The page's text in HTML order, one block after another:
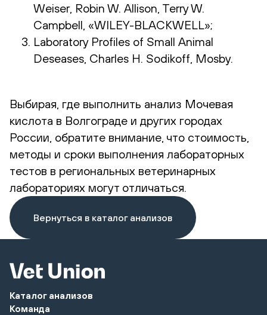
Weiser, Robin W. Allison, Terry W.
Campbell, «WILEY-BLACKWELL»;
Laboratory Profiles of Small Animal
Deseases, Charles H. Sodikoff, Mosby.
Выбирая, где выполнить анализ Мочевая
кислота в Волгограде и других городах
России, обратите внимание, что стоимость,
методы и сроки выполнения лабораторных
тестов в региональных ветеринарных
лабораториях могут отличаться.
Вернуться в каталог анализов
Каталог анализов
Команда